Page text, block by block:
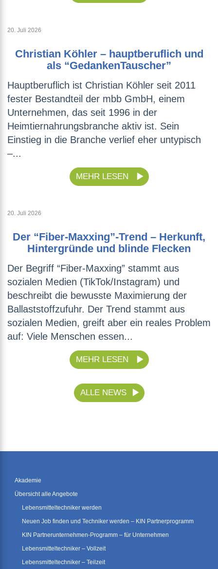
20. Juli 2026
Christian Köhler – hauptberuflich und
als “GedankenTauscher”
Hauptberuflich ist Christian Köhler seit 2011
fester Bestandteil der mbb GmbH, einem
Unternehmen, das seit 1996 in der
Heimtiernahrungsbranche aktiv ist. Sein
Einstieg in die Branche verlief eher untypisch
–...
MEHR LESEN
20. Juli 2026
Der “Fiber-Maxxing”-Trend – Herkunft,
Hintergründe und blinde Flecken
Der Begriff “Fiber-Maxxing” stammt aus
sozialen Medien (TikTok/Instagram) und
beschreibt die bewusste Maximierung der
Ballaststoffzufuhr. Der Trend stammt aus
sozialen Medien, greift aber ein reales Problem
auf: Viele Menschen essen...
MEHR LESEN
ALLE NEWS
Akademie
Übersicht alle Angebote
Lebensmitteltechniker werden
Neuen Job finden und Techniker werden – KIN Partnerprogramm
KIN Partnerunternehmen-Programm – für Unternehmen
Lebensmitteltechniker – Vollzeit
Lebensmitteltechniker – Teilzeit